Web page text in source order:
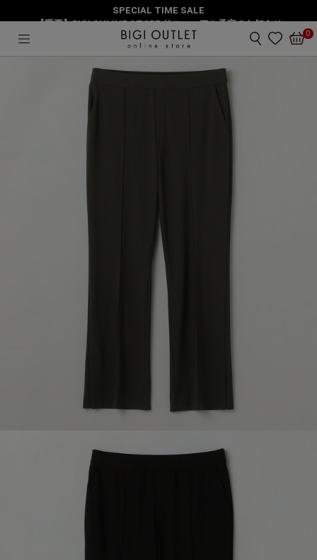
SPECIAL TIME SALE
【重要】BIGI ONLINE STORE リニューアル予定のお知らせ
0
パンツ
【大きいサイズ】トリアセハイテンションイージーパンツ